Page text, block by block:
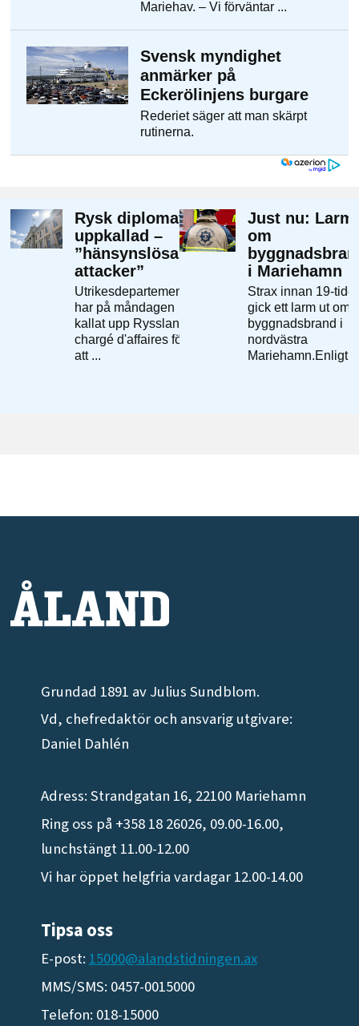
Grundad 1891 av Julius Sundblom.
Vd, chefredaktör och ansvarig utgivare:
Daniel Dahlén
Adress: Strandgatan 16, 22100 Mariehamn
Ring oss på +358 18 26026, 09.00-16.00,
lunchstängt 11.00-12.00
Vi har öppet helgfria vardagar 12.00-14.00
Tipsa oss
E-post: 15000@alandstidningen.ax
MMS/SMS: 0457-0015000
Telefon: 018-15000